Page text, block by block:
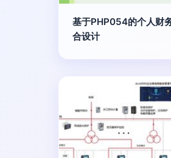
基于PHP054的个人财
合设计